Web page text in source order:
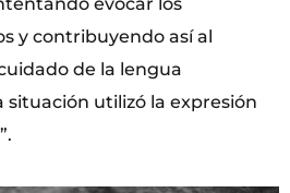
evocar los
y contribuyendo así al
de la lengua
situación utilizó la expresión